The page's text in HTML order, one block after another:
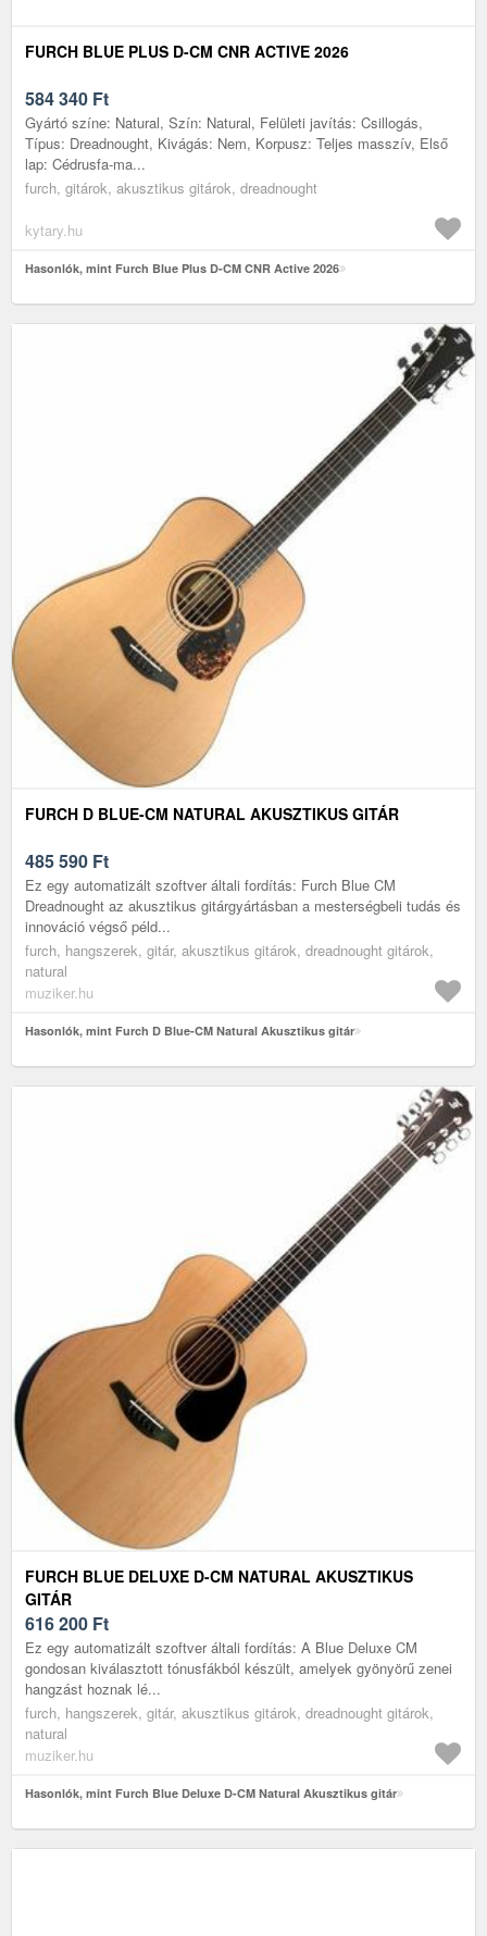
FURCH BLUE PLUS D-CM CNR ACTIVE 2026
584 340 Ft
Gyártó színe: Natural, Szín: Natural, Felületi javítás: Csillogás,
Típus: Dreadnought, Kivágás: Nem, Korpusz: Teljes masszív, Első
lap: Cédrusfa-ma...
furch, gitárok, akusztikus gitárok, dreadnought
kytary.hu
Hasonlók, mint Furch Blue Plus D-CM CNR Active 2026
FURCH D BLUE-CM NATURAL AKUSZTIKUS GITÁR
485 590 Ft
Ez egy automatizált szoftver általi fordítás: Furch Blue CM
Dreadnought az akusztikus gitárgyártásban a mesterségbeli tudás és
innováció végső péld...
furch, hangszerek, gitár, akusztikus gitárok, dreadnought gitárok,
natural
muziker.hu
Hasonlók, mint Furch D Blue-CM Natural Akusztikus gitár
FURCH BLUE DELUXE D-CM NATURAL AKUSZTIKUS
GITÁR
616 200 Ft
Ez egy automatizált szoftver általi fordítás: A Blue Deluxe CM
gondosan kiválasztott tónusfákból készült, amelyek gyönyörű zenei
hangzást hoznak lé...
furch, hangszerek, gitár, akusztikus gitárok, dreadnought gitárok,
natural
muziker.hu
Hasonlók, mint Furch Blue Deluxe D-CM Natural Akusztikus gitár